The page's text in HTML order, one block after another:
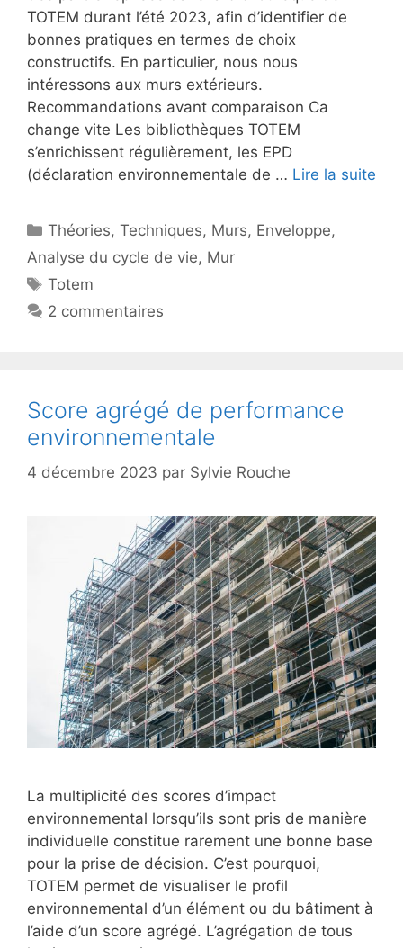
TOTEM durant l’été 2023, afin d’identifier de
bonnes pratiques en termes de choix
constructifs. En particulier, nous nous
intéressons aux murs extérieurs.
Recommandations avant comparaison Ca
change vite Les bibliothèques TOTEM
s’enrichissent régulièrement, les EPD
(déclaration environnementale de … Lire la suite
Catégories
Théories,Techniques, Murs, Enveloppe,
Analyse du cycle de vie, Mur
Étiquettes
Totem
2 commentaires
Score agrégé de performance
environnementale
4 décembre 2023 par Sylvie Rouche
La multiplicité des scores d’impact
environnemental lorsqu’ils sont pris de manière
individuelle constitue rarement une bonne base
pour la prise de décision. C’est pourquoi,
TOTEM permet de visualiser le profil
environnemental d’un élément ou du bâtiment à
l’aide d’un score agrégé. L’agrégation de tous